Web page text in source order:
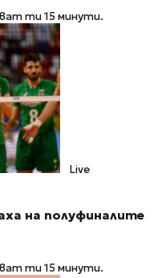
ти 15 минути.
Live
на полуфиналите
ти 15 минути.